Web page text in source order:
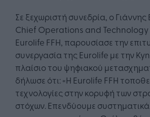
Σε ξεχωριστή συνεδρία, ο Γιάννης
Chief Operations and
Eurolife FFH, παρουσίασε την
συνεργασία της Eurolife με την
πλαίσιο του ψηφιακού
δήλωσε ότι: «Η Eurolife FFH
τεχνολογίες στην κορυφή των
στόχων. Επενδύουμε